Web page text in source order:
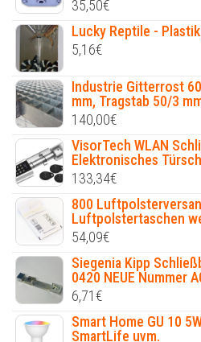
35,50€
Lucky Reptile -
5,16€
Industrie Gitterrost
mm, Tragstab 50/3
140,00€
VisorTech WLAN
Elektronisches
133,34€
800
Luftpolstertaschen
54,09€
Siegenia Kipp
0420 NEUE Nummer
6,71€
Smart Home GU 10
SmartLife uvm.